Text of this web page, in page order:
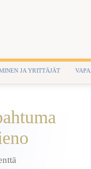
JA YRITTÄJÄT